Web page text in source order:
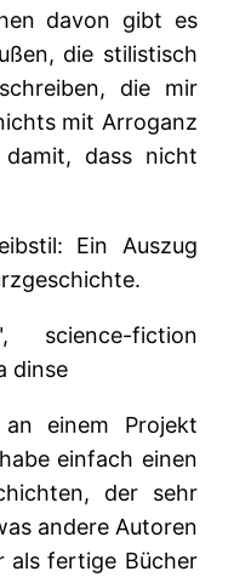
davon gibt es
die stilistisch
die mir
mit Arroganz
dass nicht
Ein Auszug
einem Projekt
einfach einen
der sehr
andere Autoren
als fertige Bücher